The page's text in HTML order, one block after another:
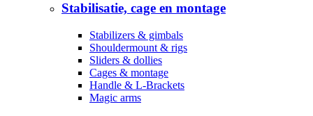
Stabilisatie, cage en montage
Stabilizers & gimbals
Shouldermount & rigs
Sliders & dollies
Cages & montage
Handle & L-Brackets
Magic arms